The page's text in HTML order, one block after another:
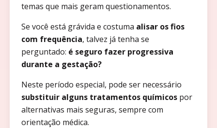
temas que mais geram questionamentos.
Se você está grávida e costuma alisar os fios
com frequência, talvez já tenha se
perguntado: é seguro fazer progressiva
durante a gestação?
Neste período especial, pode ser necessário
substituir alguns tratamentos químicos por
alternativas mais seguras, sempre com
orientação médica.